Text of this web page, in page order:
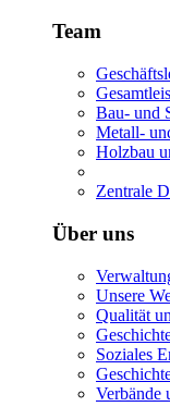
Team
Bau- und
Metall-
Holzbau
Zentrale
Über uns
Unsere
Qualität
Soziales
Verbände